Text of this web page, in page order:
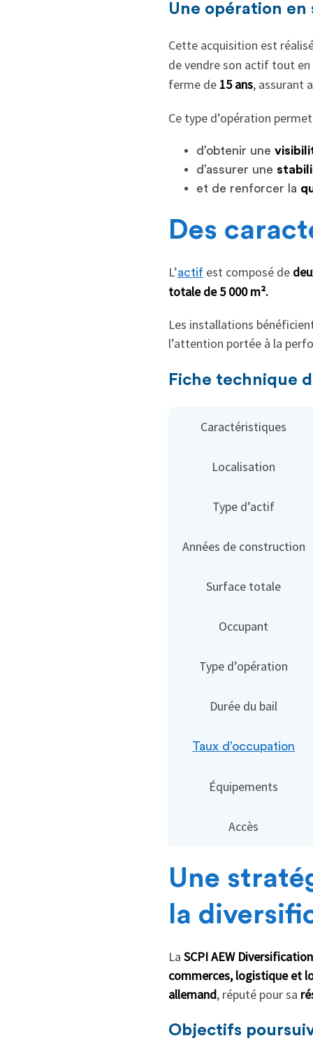
Une opération en
Cette acquisition est
de vendre son actif tout
ferme de15 ans, assurant
Ce type d’opération
d’obtenir une
d’assurer une
et de renforcer la
Des
L’actif est composé de
totale de 5 000 m².
Les installations
l’attention portée à la
Fiche technique
Caractéristiques
Localisation
Type d’actif
Années de construction
Surface totale
Occupant
Type d’opération
Durée du bail
Taux d’occupation
Équipements
Accès
Une
la
La SCPI AEW
commerces, logistique et
allemand, réputé pour sa
Objectifs